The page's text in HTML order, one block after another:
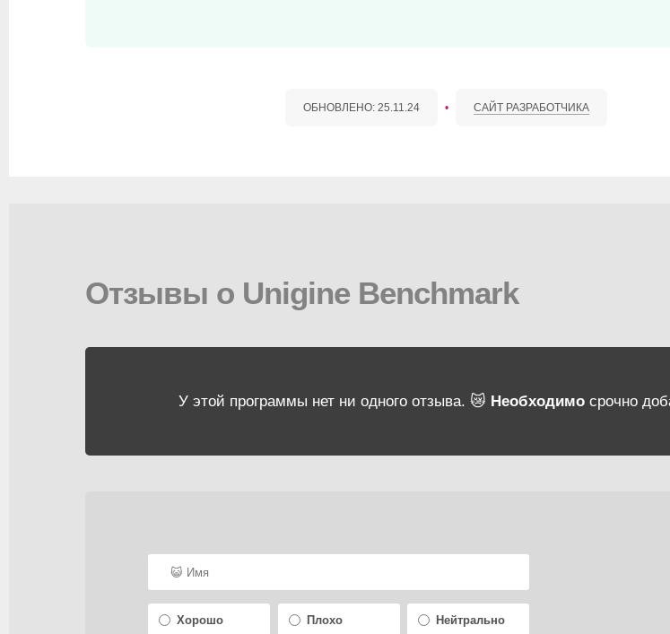
ОБНОВЛЕНО: 25.11.24 • САЙТ РАЗРАБОТЧИКА
Отзывы о Unigine Benchmark
У этой программы нет ни одного отзыва. 😿 Необходимо срочно
Хорошо Плохо Нейтрально